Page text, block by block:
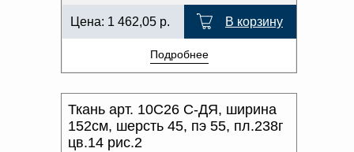
Цена: 1 462,05 р. В корзину
Подробнее
Ткань арт. 10С26 С-ДЯ, ширина
152см, шерсть 45, пэ 55, пл.238г
цв.14 рис.2